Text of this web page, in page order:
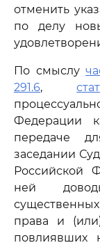
отменить
по делу
По смыслу
291.6,
Федерации
передаче
заседании
Российской
ней
права и
повлиявших